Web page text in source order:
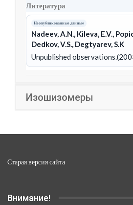
Литература
Неопубликованные данные
Nadeev, A.N., Kileva, E.V.,
Dedkov, V.S., Degtyarev, S.K
Unpublished
Изошизомеры
Старая версия сайта
Внимание!